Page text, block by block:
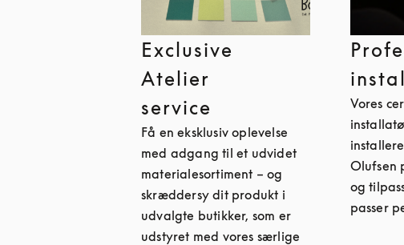
Exclusive
Atelier
service
Få en eksklusiv oplevelse
med adgang til et udvidet
materialesortiment – og
skræddersy dit produkt i
udvalgte butikker, som er
udstyret med vores særlige
Vores
Olufsen
og
passer